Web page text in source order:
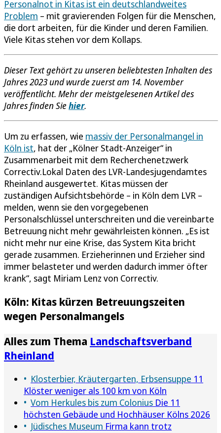
Personalnot in Kitas ist ein deutschlandweites
Problem – mit gravierenden Folgen für die Menschen,
die dort arbeiten, für die Kinder und deren Familien.
Viele Kitas stehen vor dem Kollaps.
Dieser Text gehört zu unseren beliebtesten Inhalten des
Jahres 2023 und wurde zuerst am 14. November
veröffentlicht. Mehr der meistgelesenen Artikel des
Jahres finden Siehier.
Um zu erfassen, wie massiv der Personalmangel in
Köln ist, hat der „Kölner Stadt-Anzeiger“ in
Zusammenarbeit mit dem Recherchenetzwerk
Correctiv.Lokal Daten des LVR-Landesjugendamtes
Rheinland ausgewertet. Kitas müssen der
zuständigen Aufsichtsbehörde – in Köln dem LVR –
melden, wenn sie den vorgegebenen
Personalschlüssel unterschreiten und die vereinbarte
Betreuung nicht mehr gewährleisten können. „Es ist
nicht mehr nur eine Krise, das System Kita bricht
gerade zusammen. Erzieherinnen und Erzieher sind
immer belasteter und werden dadurch immer öfter
krank“, sagt Miriam Lenz von Correctiv.
Köln: Kitas kürzen Betreuungszeiten
wegen Personalmangels
Alles zum Thema Landschaftsverband
Rheinland
Klosterbier, Kräutergarten, Erbsensuppe 11
Klöster weniger als 100 km von Köln
Vom Herkules bis zum Colonius Die 11
höchsten Gebäude und Hochhäuser Kölns 2026
Jüdisches Museum Firma kann trotz